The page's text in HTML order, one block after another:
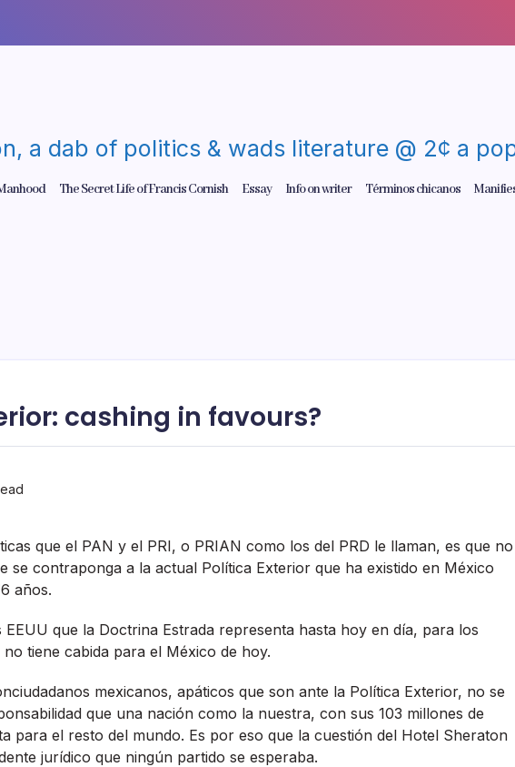
a dab of politics & wads literature @ 2¢ a
The Secret Life of Francis Cornish Essay Info on writer Términos chicanos
cashing in favours?
que el PAN y el PRI, o PRIAN como los del PRD le llaman, es que no
se contraponga a la actual Polí­tica Exterior que ha existido en México
años.
EEUU que la Doctrina Estrada representa hasta hoy en dí­a, para los
tiene cabida para el México de hoy.
mexicanos, apáticos que son ante la Polí­tica Exterior, no se
que una nación como la nuestra, con sus 103 millones de
para el resto del mundo. Es por eso que la cuestión del Hotel Sheraton
jurí­dico que ningún partido se esperaba.